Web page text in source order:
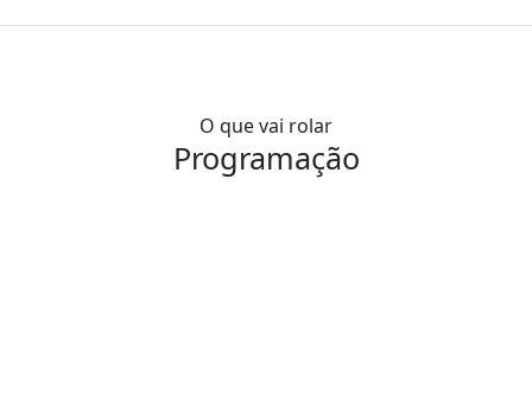
O que vai rolar
Programação